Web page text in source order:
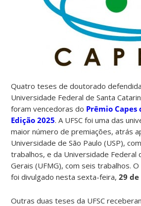
Quatro teses de doutorado
Universidade Federal de Santa
foram vencedoras do Prêmio Capes
Edição 2025. A UFSC foi uma das
maior número de premiações, atrás
Universidade de São Paulo (USP),
trabalhos, e da Universidade Federal
Gerais (UFMG), com seis trabalhos.
foi divulgado nesta sexta-feira,29 de
Outras duas teses da UFSC